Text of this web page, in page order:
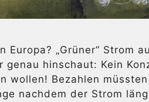
Europa? „Grüner“ Strom
genau hinschaut: Kein
wollen! Bezahlen
nachdem der Strom